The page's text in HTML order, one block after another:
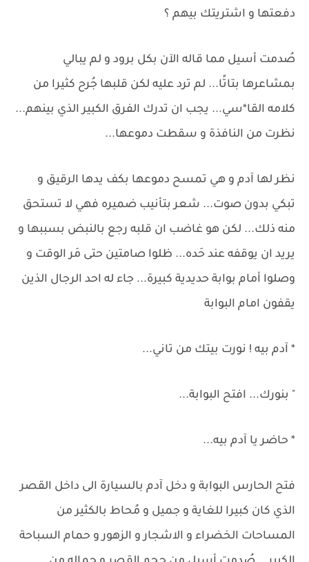
دفعتها و اشتريتك بيهم ؟
صُدمت أسيل مما قاله الآن بكل برود و لم يبالي
بمشاعرها بتاتًا... لم ترد عليه لكن قلبها جُرح كثيرا من
كلامه القا*سي... يجب ان تدرك الفرق الكبير الذي بينهم...
نظرت من النافذة و سقطت دموعها...
نظر لها آدم و هي تمسح دموعها بكف يدها الرقيق و
تبكي بدون صوت... شعر بتأنيب ضميره فهي لا تستحق
منه ذلك... لكن هو غاضب ان قلبه رجع بالنبض بسببها و
يريد ان يوقفه عند حَده... ظلوا صامتين حتى مَر الوقت و
وصلوا أمام بوابة حديدية كبيرة... جاء له احد الرجال الذين
يقفون امام البوابة
* آدم بيه ! نورت بيتك من تاني...
" بنورك... افتح البوابة...
* حاضر يا آدم بيه...
فتح الحارس البوابة و دخل آدم بالسيارة الى داخل القصر
الذي كان كبيرا للغاية و جميل و مُحاط بالكثير من
المساحات الخضراء و الاشجار و الزهور و حمام السباحة